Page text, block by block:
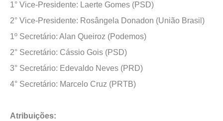
1° Vice-Presidente: Laerte Gomes (PSD)
2° Vice-Presidente: Rosângela Donadon (União Brasil)
1º Secretário: Alan Queiroz (Podemos)
2° Secretário: Cássio Gois (PSD)
3° Secretário: Edevaldo Neves (PRD)
4° Secretário: Marcelo Cruz (PRTB)
Atribuições: